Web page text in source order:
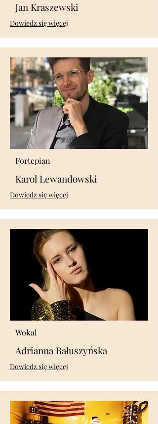
Jan Kraszewski
​Dowiedz się więcej
Fortepian
Karol Lewandowski
​Dowiedz się więcej
Wokal
Adrianna Bałuszyńska
​Dowiedz się więcej